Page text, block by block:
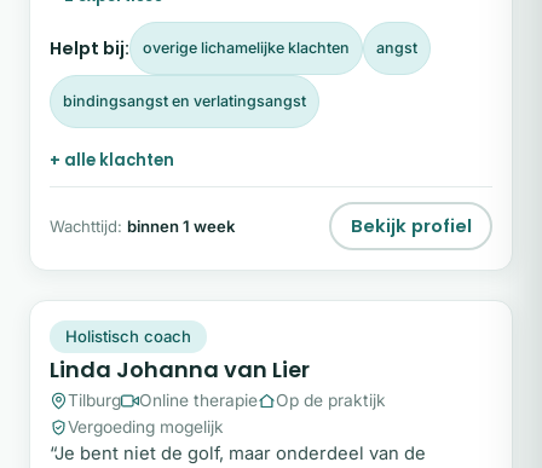
Helpt bij: overige lichamelijke klachten angst
bindingsangst en verlatingsangst
+ alle klachten
Wachttijd: binnen 1 week Bekijk profiel
Snel beschikbaar
Holistisch coach
Linda Johanna van Lier
Tilburg Online therapie
Op de praktijk
Vergoeding mogelijk
“Je bent niet de golf, maar onderdeel van de